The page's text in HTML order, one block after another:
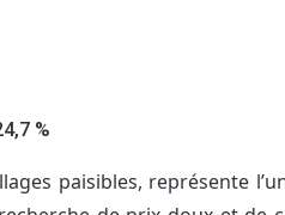
%
paisibles, représente